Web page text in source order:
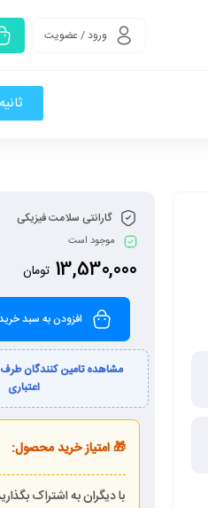
ورود / عضویت
گارانتی سلامت فیزیکی
موجود است
13,530,000 تومان
افزودن به سبد
مشاهده تامین کنندگان طرف
اعتباری
🎁 امتیاز خرید محصول:
با دیگران به اشتراک